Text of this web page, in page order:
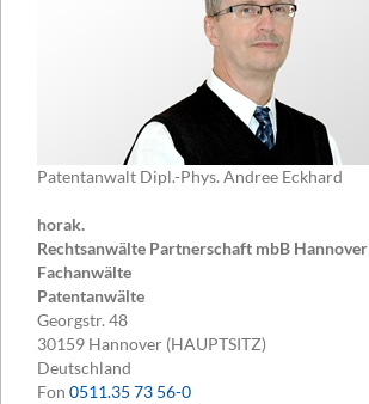
Patentanwalt Dipl.-Phys. Andree Eckhard
horak.
Rechtsanwälte Partnerschaft mbB Hannover
Fachanwälte
Patentanwälte
Georgstr. 48
30159 Hannover (HAUPTSITZ)
Deutschland
Fon 0511.35 73 56-0